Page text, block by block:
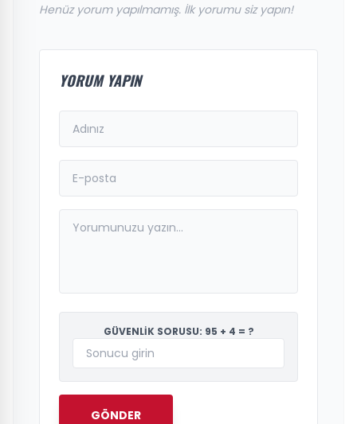
Henüz yorum yapılmamış. İlk yorumu siz yapın!
YORUM YAPIN
GÜVENLİK SORUSU: 95 + 4 = ?
GÖNDER